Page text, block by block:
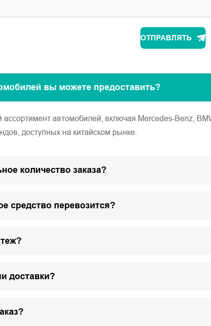
ОТПРАВЛЯТЬ
вы можете предоставить?
автомобилей, включая Mercedes-Benz,
доступных на китайском рынке.
количество заказа?
средство перевозится?
доставки?